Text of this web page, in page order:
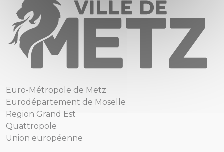
Euro-Métropole de Metz
Eurodépartement de Moselle
Region Grand Est
Quattropole
Union européenne